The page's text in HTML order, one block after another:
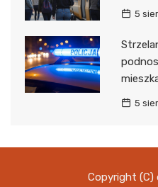
5
5
Copyright (C)